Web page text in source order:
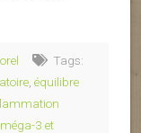
Tags:
équilibre
3 et